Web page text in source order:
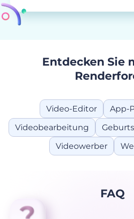
Entdecken Sie
Video-Editor
App-
Videobearbeitung
Videowerber
FAQ